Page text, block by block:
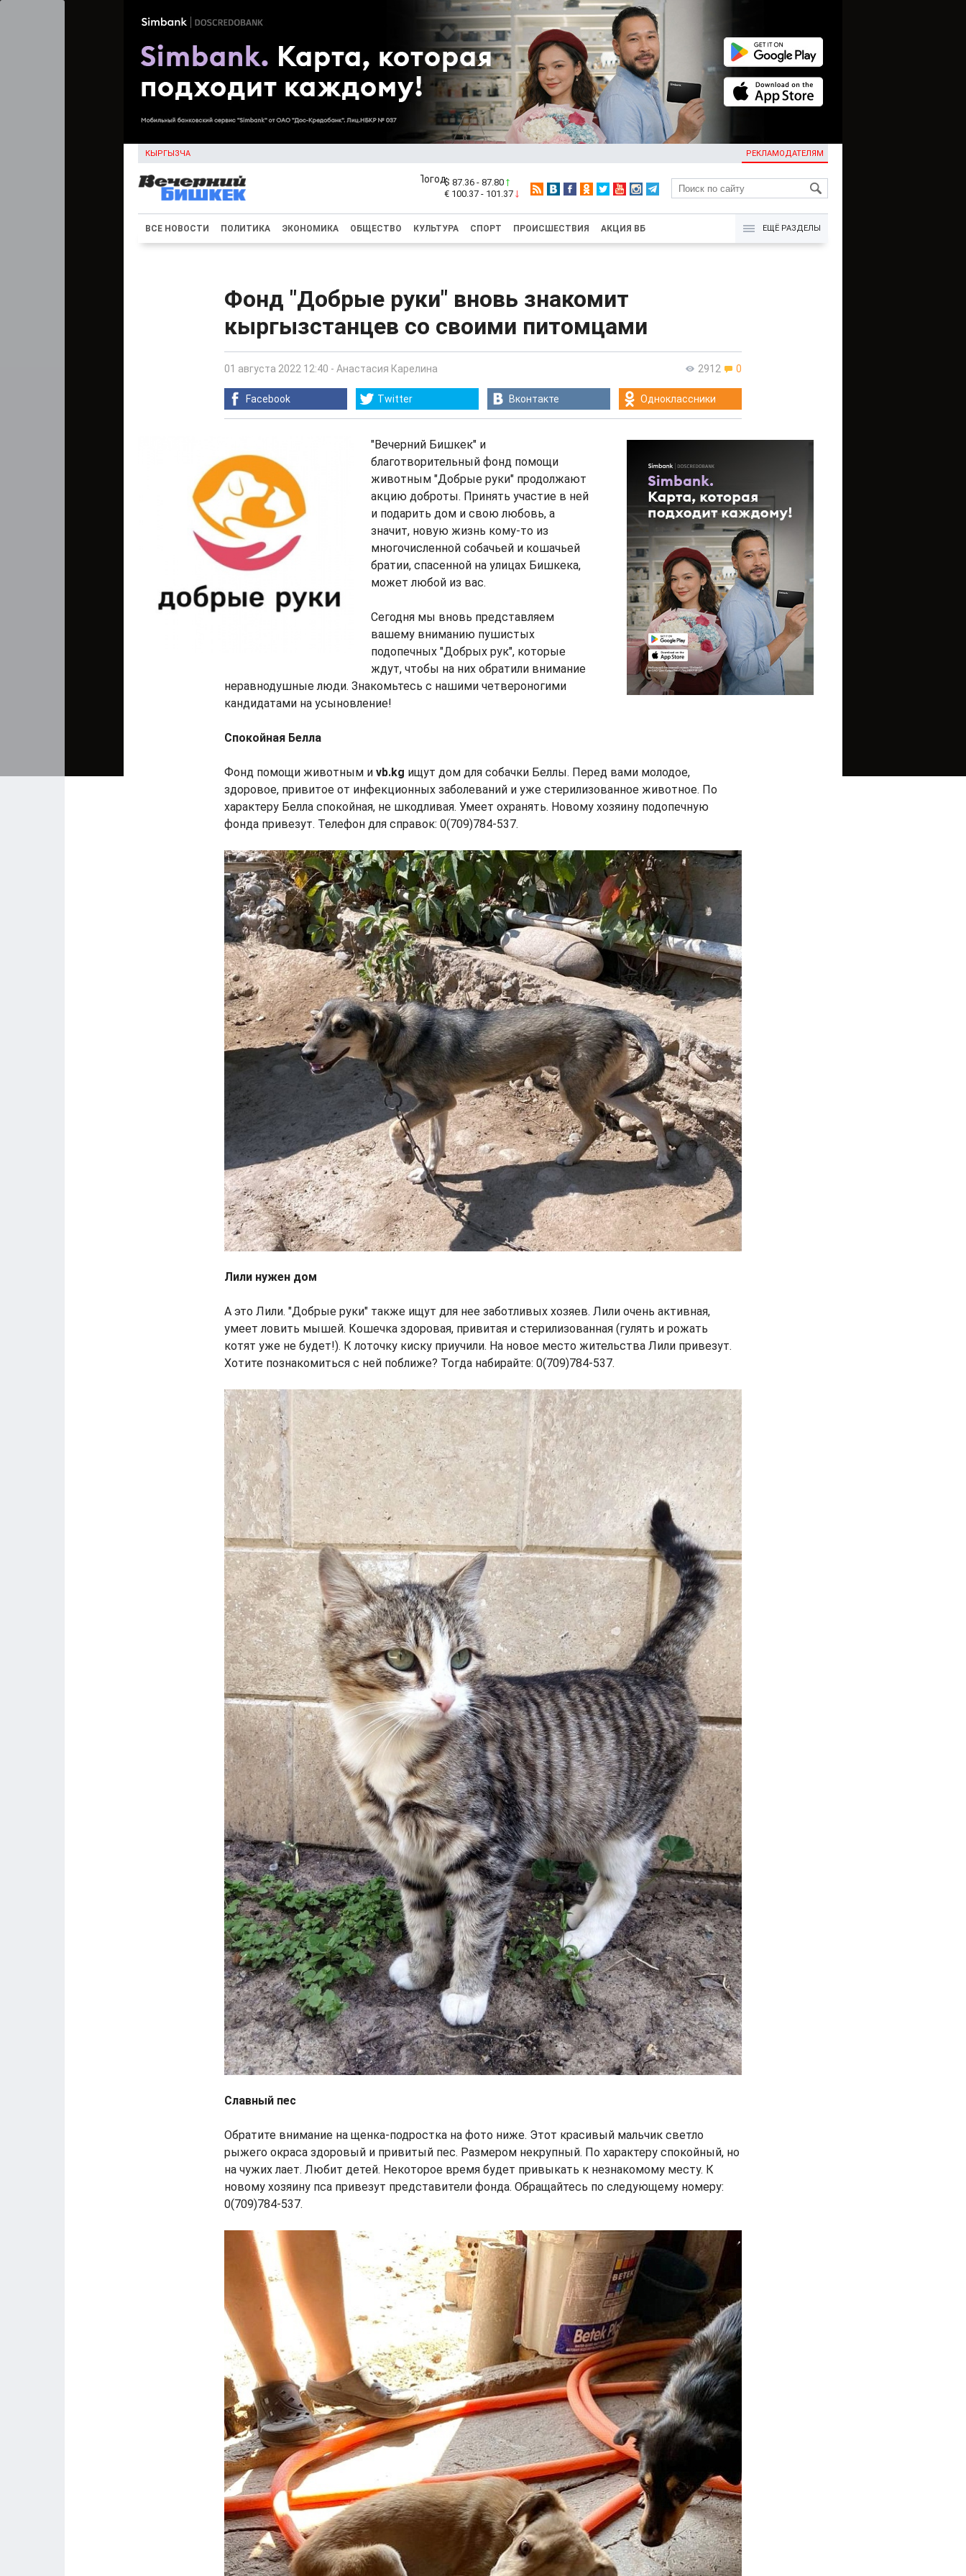
КЫРГЫЗЧА РЕКЛАМОДАТЕЛЯМ
KG
$ 87.36 - 87.80
€ 100.37 - 101.37
ВСЕ НОВОСТИ ПОЛИТИКА ЭКОНОМИКА ОБЩЕСТВО КУЛЬТУРА СПОРТ ПРОИСШЕСТВИЯ АКЦИЯ ВБ ЕЩЁ РАЗДЕЛЫ
Фонд "Добрые руки" вновь знакомит
кыргызстанцев со своими питомцами
2912 0
01 августа 2022 12:40 - Анастасия Карелина
Facebook Twitter Вконтакте Одноклассники
"Вечерний Бишкек" и
благотворительный фонд помощи
животным "Добрые руки" продолжают
акцию доброты. Принять участие в ней
и подарить дом и свою любовь, а
значит, новую жизнь кому-то из
многочисленной собачьей и кошачьей
братии, спасенной на улицах Бишкека,
может любой из вас.
Сегодня мы вновь представляем
вашему вниманию пушистых
подопечных "Добрых рук", которые
ждут, чтобы на них обратили внимание
неравнодушные люди. Знакомьтесь с нашими четвероногими
кандидатами на усыновление!
Спокойная Белла
Фонд помощи животным и vb.kg ищут дом для собачки Беллы. Перед вами молодое,
здоровое, привитое от инфекционных заболеваний и уже стерилизованное животное. По
характеру Белла спокойная, не шкодливая. Умеет охранять. Новому хозяину подопечную
фонда привезут. Телефон для справок: 0(709)784-537.
Лили нужен дом
А это Лили. "Добрые руки" также ищут для нее заботливых хозяев. Лили очень активная,
умеет ловить мышей. Кошечка здоровая, привитая и стерилизованная (гулять и рожать
котят уже не будет!). К лоточку киску приучили. На новое место жительства Лили привезут.
Хотите познакомиться с ней поближе? Тогда набирайте: 0(709)784-537.
Славный пес
Обратите внимание на щенка-подростка на фото ниже. Этот красивый мальчик светло
рыжего окраса здоровый и привитый пес. Размером некрупный. По характеру спокойный, но
на чужих лает. Любит детей. Некоторое время будет привыкать к незнакомому месту. К
новому хозяину пса привезут представители фонда. Обращайтесь по следующему номеру:
0(709)784-537.